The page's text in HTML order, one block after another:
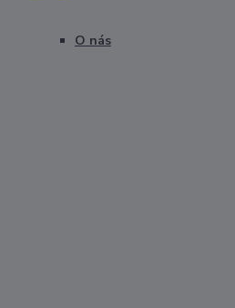
O nás